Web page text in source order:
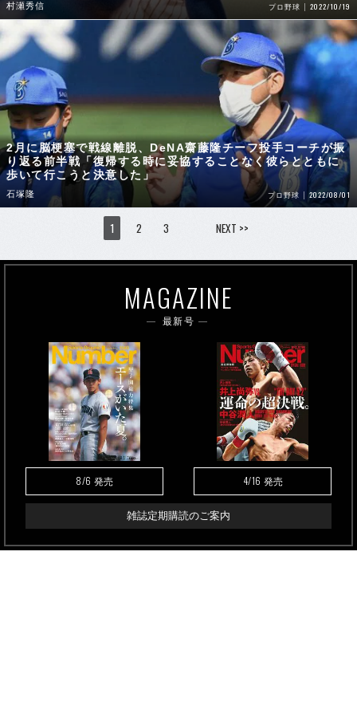
村瀬秀信 プロ野球 2022/10/19
2月に脳梗塞で戦線離脱、DeNA齋藤隆チーフ投手コーチが振
り返る前半戦「復帰する時に妥協することなく彼らとともに
歩いて行こうと決意した」
石塚隆 プロ野球 2022/08/01
1 2 3 NEXT >>
MAGAZINE
最新号
8/6 発売 4/16 発売
雑誌定期購読のご案内